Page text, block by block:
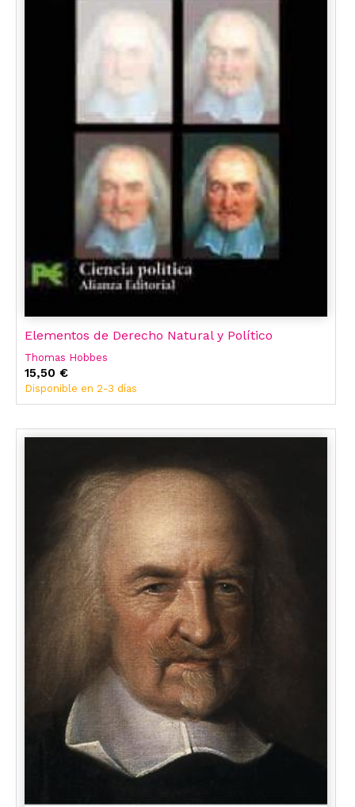
Elementos de Derecho Natural y Político
Thomas Hobbes
15,50 €
Disponible en 2-3 días